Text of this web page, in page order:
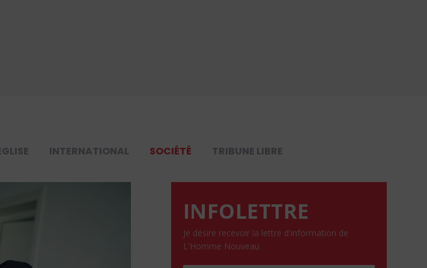
INTERNATIONAL SOCIÉTÉ TRIBUNE LIBRE
INFOLETTRE
Je désire recevoir la lettre d'information de
L'Homme Nouveau